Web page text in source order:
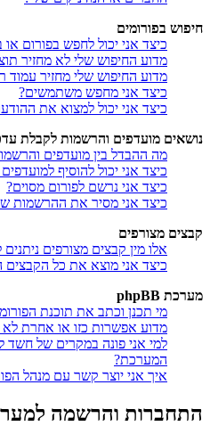
חיפוש בפורומים
כיצד אני יכול לחפש בפורום או
מדוע החיפוש שלי לא מחזיר
מדוע החיפוש שלי מחזיר עמוד
כיצד אני מחפש משתמשים?
כיצד אני יכול למצוא את
נושאים מועדפים והרשמות לקבלת
מה ההבדל בין מועדפים
כיצד אני יכול להוסיף
כיצד אני נרשם לפורום מסוים?
כיצד אני מסיר את ההרשמות
קבצים מצורפים
אלו מין קבצים מצורפים
כיצד אני מוצא את כל הקבצים
מערכת phpBB
מי תכנן וכתב את תוכנת
מדוע אפשרות כזו או אחרת לא
למי אני פונה במקרים של חשד
המערכת?
איך אני יוצר קשר עם מנהל
התחברות והרשמה